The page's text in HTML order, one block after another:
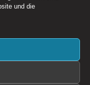
und die
Österreich - Creative
vorbehalten. Es gelten
GmbH